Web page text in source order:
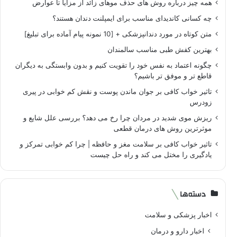
همه چیز درباره روش های حذف موهای زائد از مزایا تا عوارض
چه کسانی کاندیدای مناسب برای ایمپلنت دندان هستند؟
متن کوتاه در مورد دندانپزشکی + [10 نمونه پیام آماده برای تبلیغ]
بهترین کفش طبی مناسب سالمندان
چگونه اعتماد به نفس خود را تقویت کنیم و بدون وابستگی به دیگران
قاطع تر و موفق تر باشیم؟
تاثیر خواب کافی بر جوان ماندن پوست و نقش کم خوابی در پیری
زودرس
ریزش موی شدید در مردان چرا رخ می دهد؟ بررسی علل شایع و
موثرترین روش های درمان قطعی
تاثیر خواب کافی بر سلامت مغز و حافظه | چرا کم خوابی تمرکز و
یادگیری را مختل می کند و راه حل چیست
دسته‌ها
اخبار پزشکی و سلامت
اخبار دارو و درمان